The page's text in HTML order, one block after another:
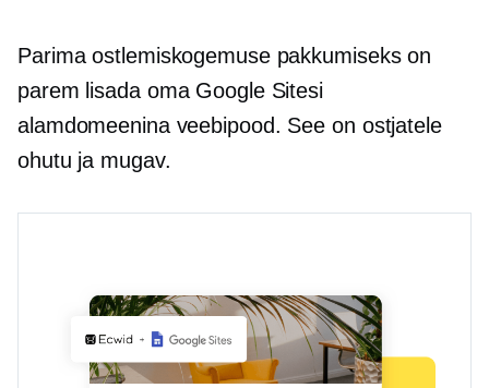
Parima ostlemiskogemuse pakkumiseks on
parem lisada oma Google Sitesi
alamdomeenina veebipood. See on ostjatele
ohutu ja mugav.